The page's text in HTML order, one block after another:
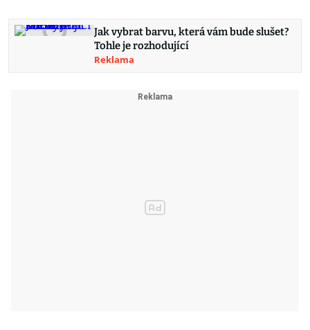
Jak vybrat barvu, která vám bude slušet?
Tohle je rozhodující
Reklama